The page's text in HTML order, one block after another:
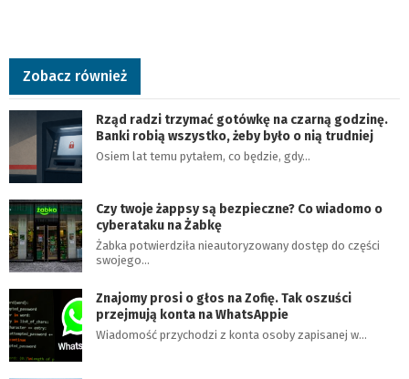
Zobacz również
Rząd radzi trzymać gotówkę na czarną godzinę.
Banki robią wszystko, żeby było o nią trudniej
Osiem lat temu pytałem, co będzie, gdy…
Czy twoje żappsy są bezpieczne? Co wiadomo o
cyberataku na Żabkę
Żabka potwierdziła nieautoryzowany dostęp do części
swojego…
Znajomy prosi o głos na Zofię. Tak oszuści
przejmują konta na WhatsAppie
Wiadomość przychodzi z konta osoby zapisanej w…